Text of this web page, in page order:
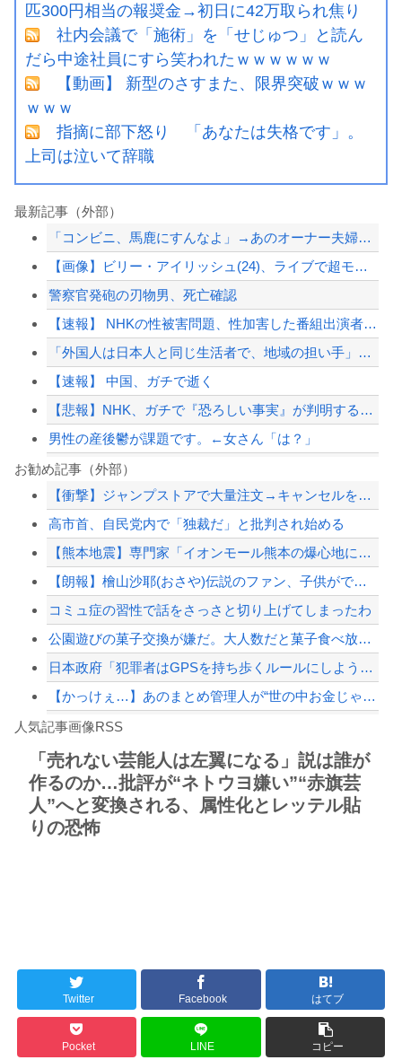
匹300円相当の報奨金→初日に42万取られ焦り
社内会議で「施術」を「せじゅつ」と読ん
だら中途社員にすら笑われたｗｗｗｗｗｗ
【動画】 新型のさすまた、限界突破ｗｗｗ
ｗｗｗ
指摘に部下怒り 「あなたは失格です」。
上司は泣いて辞職
最新記事（外部）
「コンビニ、馬鹿にすんなよ」→あのオーナー夫婦、不起訴ｗｗｗｗｗｗｗｗｗ
【画像】ビリー・アイリッシュ(24)、ライブで超モリマンスジを強調して炎上ｗｗｗ...
警察官発砲の刃物男、死亡確認
【速報】 NHKの性被害問題、性加害した番組出演者が衝撃告白！
「外国人は日本人と同じ生活者で、地域の担い手」…多文化共生実現への提言、全国知事...
【速報】 中国、ガチで逝く
【悲報】NHK、ガチで『恐ろしい事実』が判明する・・・・・
男性の産後鬱が課題です。←女さん「は？」
高市政権「減税します」→財源「これから考えます」
【画像あり】えっ、ワイ氏の「貯金」・・・多すぎ・・・？
高市政権「減税します」→財源「これから考えます」
【配信者】「金バエ」のSNS更新が1週間途絶え、様々な憶測が飛び交う。1週間ぶり...
【緊急速報】NYで警官が黒人男性の首を絞め、暴動第二波不可避へ
Powered by livedoor 相互RSS
お勧め記事（外部）
【衝撃】ジャンプストアで大量注文→キャンセルを繰り返した32歳女を逮捕 238ア...
高市首、自民党内で「独裁だ」と批判され始める
【熊本地震】専門家「イオンモール熊本の爆心地に…喫煙所と自販機」警察・消防「」←...
【朗報】檜山沙耶(おさや)伝説のファン、子供ができたおさやへの正直な気持ちを語る...
コミュ症の習性で話をさっさと切り上げてしまったわ
公園遊びの菓子交換が嫌だ。大人数だと菓子食べ放題みたいになっちゃって身体にも歯に...
日本政府「犯罪者はGPSを持ち歩くルールにしよう。強制は可哀想🥺」
【かっけぇ…】あのまとめ管理人が“世の中お金じゃない”に共感‥‥「お金で忖度ばか...
勇者♀「仲間に支払うはずのお金で新しい装備買っちゃったから>>3する」
8/4のニュース
日本旅行キャンセルすべきか…1万年ぶり史上最大級の火山の兆し＝韓国の反応
更新中止のお知らせ
Powered by livedoor 相互RSS
人気記事画像RSS
「売れない芸能人は左翼になる」説は誰が
作るのか…批評が“ネトウヨ嫌い”“赤旗芸
人”へと変換される、属性化とレッテル貼
りの恐怖
Twitter Facebook はてブ
Pocket LINE コピー